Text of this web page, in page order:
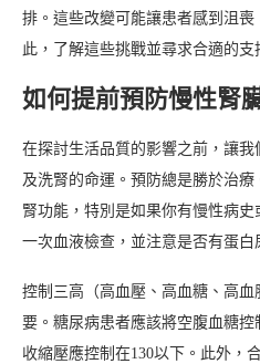
排。這些改變可能讓患者感到沮喪
此，了解這些挑戰並尋求合適的支
如何提前預防慢性腎
在探討生活品質的影響之前，讓
及洗腎的命運。預防總是勝於治
腎功能，特別是如果你有慢性病
一次血液檢查，並注意是否有蛋白
控制三高（高血壓、高血糖、高
要。糖尿病患者應該將空腹血糖控
收縮壓應控制在130以下。此外，